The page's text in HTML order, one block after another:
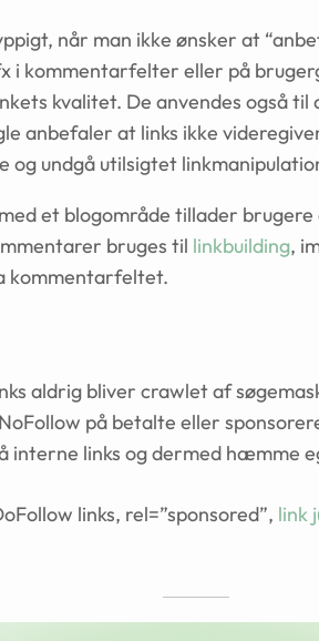
når man ikke ønsker at
i kommentarfelter eller på
kvalitet. De anvendes også
anbefaler at links ikke
og undgå utilsigtet
et blogområde tillader
bruges til linkbuilding,
kommentarfeltet.
aldrig bliver crawlet af
på betalte eller
links og dermed hæmme
links, rel=”sponsored”, link